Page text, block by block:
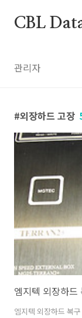
CBL
관리자
외장하드 고장
엠지텍 외장하드
엠지텍 외장하드 복